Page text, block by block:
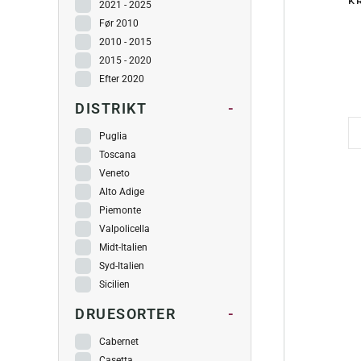
2021 - 2025
Før 2010
2010 - 2015
2015 - 2020
Efter 2020
DISTRIKT -
Puglia
Toscana
Veneto
Alto Adige
Piemonte
Valpolicella
Midt-Italien
Syd-Italien
Sicilien
DRUESORTER -
Cabernet